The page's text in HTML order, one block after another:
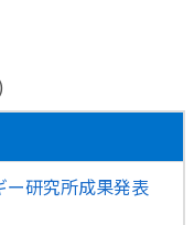
ー研究所成果発表